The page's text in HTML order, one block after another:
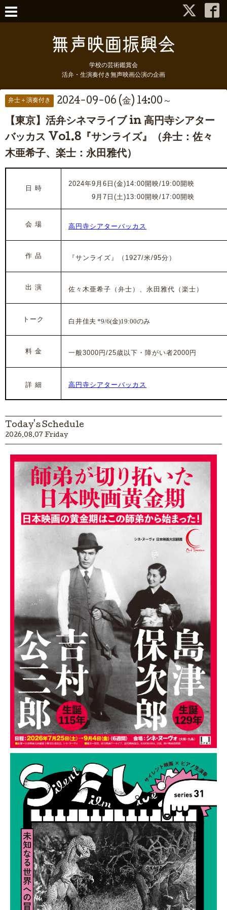
学校の芸術鑑賞会
活弁・生演奏付き無声映画公演の企画
弁士＋演奏付き 2024-09-06 (金) 14:00～
【東京】活弁シネマライブ in 高円寺シアター
バッカス Vol.8『サンライズ』（弁士：佐々
木亜希子、楽士：永田雅代）
日 時
2024年9月6日(金)14:00開映/19:00開映
9月7日(土)13:00開映/17:00開映
会 場 高円寺シアターバッカス
作 品 『サンライズ』 （1927/米/95分）
出 演 佐々木亜希子 （弁士）、永田雅代（楽士）
トーク 白井佳夫 *9/6(金)19:00のみ
料 金 一般3000円/25歳以下・障がい者2000円
詳 細 高円寺シアターバッカス
Today's Schedule
2026.08.07 Friday